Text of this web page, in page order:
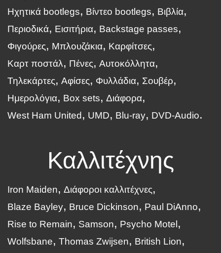
Ηχητικά bootlegs
Βίντεο bootlegs
Βιβλία
Περιοδικά
Εισιτήρια
Backstage passes
Φιγούρες
Μπλουζάκια
Καρφίτσες
Καρτ ποστάλ
Πένες
Αυτοκόλλητα
Τηλεκάρτες
Αφίσες Φυλλάδια
Σουβέρ
Ημερολόγια
Box sets
Διάφορα
West Ham United
UMD Blu-ray DVD-Audio
Καλλιτέχνης
Iron Maiden
Διάφοροι καλλιτέχνες
Blaze Bayley
Bruce Dickinson
Paul DiAnno
Rise to Remain
Samson
Psycho Motel
Wolfsbane
Thomas Zwijsen
British Lion